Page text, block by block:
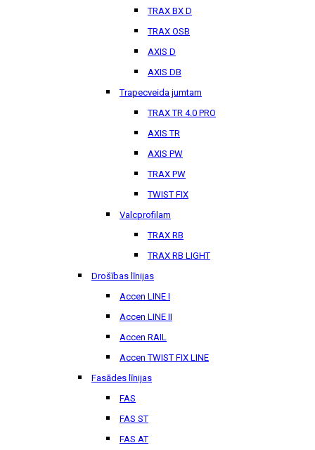
TRAX BX D
TRAX OSB
AXIS D
AXIS DB
Trapecveida jumtam
TRAX TR 4.0 PRO
AXIS TR
AXIS PW
TRAX PW
TWIST FIX
Valcprofilam
TRAX RB
TRAX RB LIGHT
Drošības līnijas
Accen LINE I
Accen LINE II
Accen RAIL
Accen TWIST FIX LINE
Fasādes līnijas
FAS
FAS ST
FAS AT